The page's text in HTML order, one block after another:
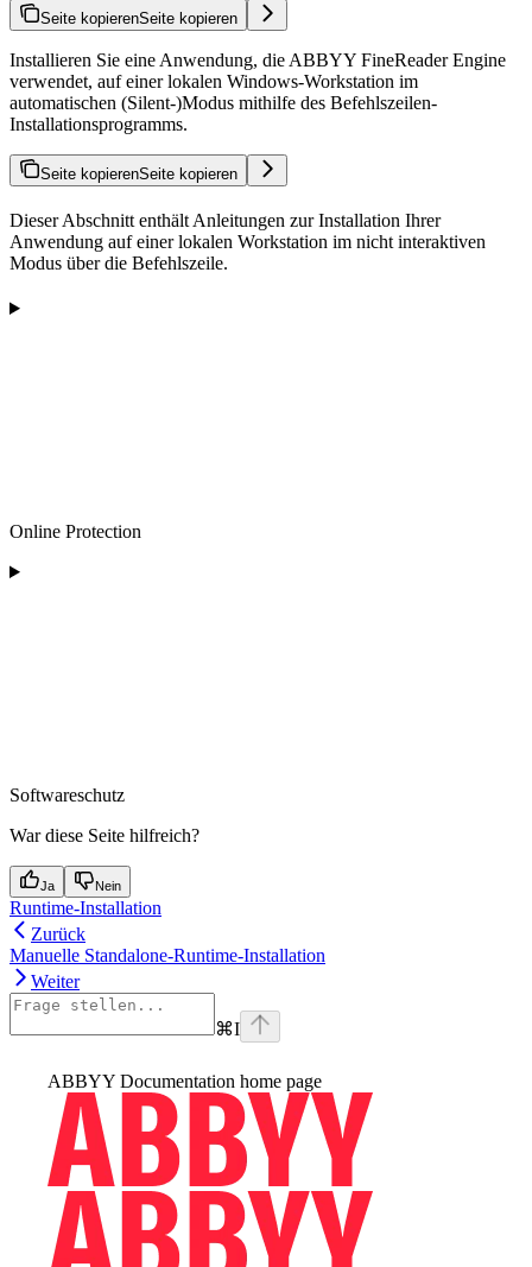
Seite kopierenSeite kopieren
Installieren Sie eine Anwendung, die ABBYY FineReader Engine
verwendet, auf einer lokalen Windows-Workstation im
automatischen (Silent-)Modus mithilfe des Befehlszeilen-
Installationsprogramms.
Seite kopierenSeite kopieren
Dieser Abschnitt enthält Anleitungen zur Installation Ihrer
Anwendung auf einer lokalen Workstation im nicht interaktiven
Modus über die Befehlszeile.
Online Protection
Softwareschutz
War diese Seite hilfreich?
Ja Nein
Runtime-Installation
Zurück
Manuelle Standalone-Runtime-Installation
Weiter
⌘I
ABBYY Documentation home page